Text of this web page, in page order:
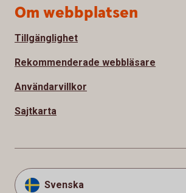
Om webbplatsen
Tillgänglighet
Rekommenderade webbläsare
Användarvillkor
Sajtkarta
Svenska